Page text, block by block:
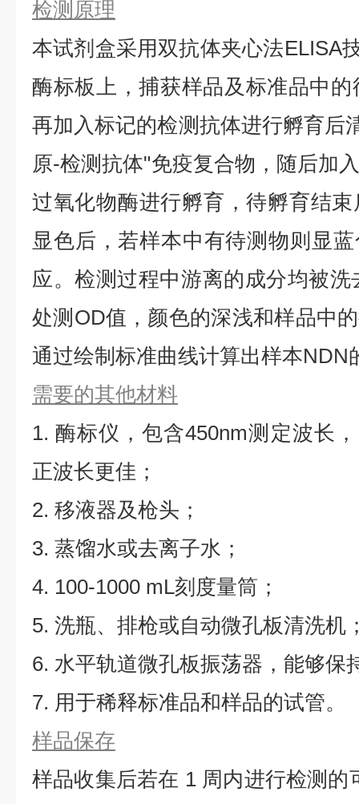
检测原理
本试剂盒采用双抗体夹心法ELISA
酶标板上，捕获样品及标准品中的
再加入标记的检测抗体进行孵育后
原-检测抗体"免疫复合物，随后加
过氧化物酶进行孵育，待孵育结
显色后，若样本中有待测物则显
应。检测过程中游离的成分均被
处测OD值，颜色的深浅和样品中
通过绘制标准曲线计算出样本NDN
需要的其他材料
1. 酶标仪，包含450nm测定波长
正波长更佳；
2. 移液器及枪头；
3. 蒸馏水或去离子水；
4. 100-1000 mL刻度量筒；
5. 洗瓶、排枪或自动微孔板清洗机
6. 水平轨道微孔板振荡器，能够保
7. 用于稀释标准品和样品的试管。
样品保存
样品收集后若在 1 周内进行检测